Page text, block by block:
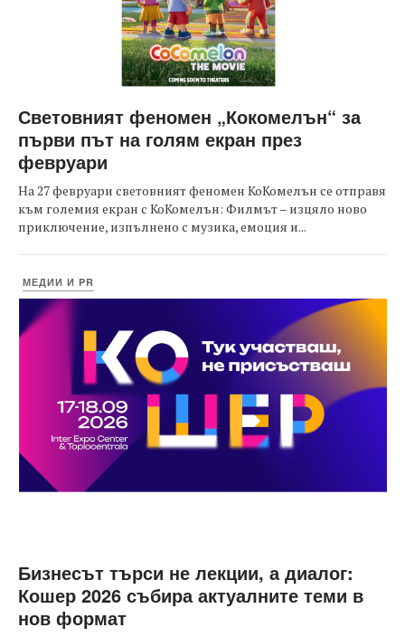
Световният феномен „Кокомелън“ за
първи път на голям екран през
февруари
На 27 февруари световният феномен КоКомелън се отправя
към големия екран с КоКомелън: Филмът – изцяло ново
приключение, изпълнено с музика, емоция и...
МЕДИИ И PR
Бизнесът търси не лекции, а диалог:
Кошер 2026 събира актуалните теми в
нов формат